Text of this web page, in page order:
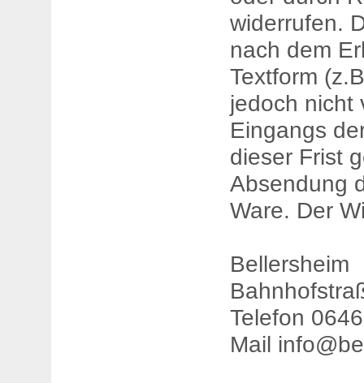
widerrufen.
nach dem
Textform
jedoch nicht
Eingangs
dieser Frist
Absendung
Ware. Der
Bellersheim
Telefon
Mail